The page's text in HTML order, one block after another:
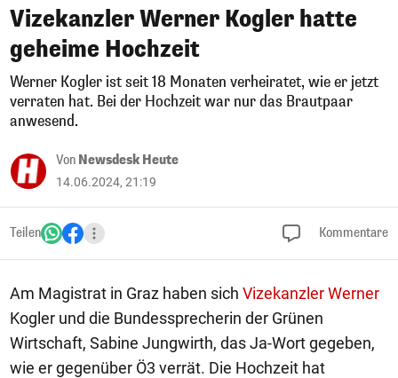
Vizekanzler Werner Kogler hatte
geheime Hochzeit
Werner Kogler ist seit 18 Monaten verheiratet, wie er jetzt
verraten hat. Bei der Hochzeit war nur das Brautpaar
anwesend.
Von Newsdesk Heute
14.06.2024, 21:19
Teilen Kommentare
Am Magistrat in Graz haben sich Vizekanzler Werner
Kogler und die Bundessprecherin der Grünen
Wirtschaft, Sabine Jungwirth, das Ja-Wort gegeben,
wie er gegenüber Ö3 verrät. Die Hochzeit hat